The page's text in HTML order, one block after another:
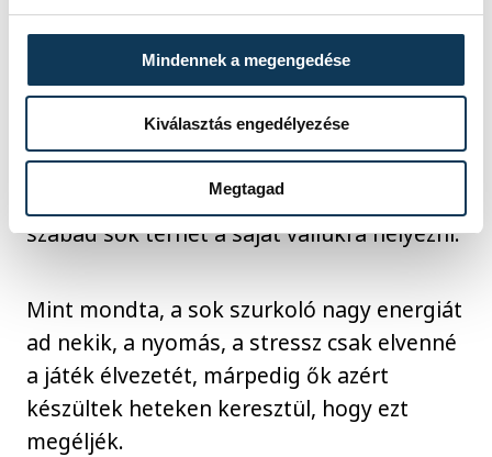
Mindennek a megengedése
Kiválasztás engedélyezése
Megtagad
balszélsője azt hangsúlyozta, hogy a 44
éves kapussal, Katrine Lundéval együtt
azért játsszák a kézilabdát, mert szeretik
ezt csinálni, márpedig véleménye szerint
sosem szabad elfelejteni, hogy a kézilabda
a szórakozásról, az élményről szól, nem
szabad sok terhet a saját vállukra helyezni.
Mint mondta, a sok szurkoló nagy energiát
ad nekik, a nyomás, a stressz csak elvenné
a játék élvezetét, márpedig ők azért
készültek heteken keresztül, hogy ezt
megéljék.